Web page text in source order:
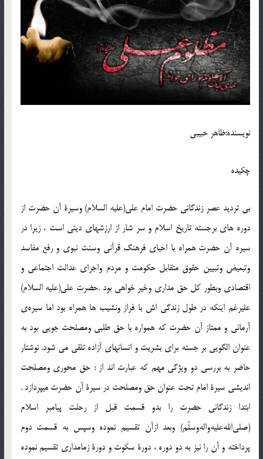
نويسنده:ظاهر حبيبي
چكيده
بي ترديد عصر زندگاني حضرت امام علي(عليه السلام) وسيرة آن حضرت از
دوره هاي برجسته تاريخ اسلام و سر شار از ارزشهاي ديني است ، زيرا در
سيره آن حضرت همراه با احياي فرهنگ قرآني وسنت نبوي و رفع مفاسد
وتبعيض وتبيين حقوق متقابل حكومت و مردم واجراي عدالت اجتماعي و
اقتصادي وبطور كل حق مداري وخير خواهي بود .حضرت علي(عليه السلام)
عليرغم اينكه در طول زندگي اش با فراز ونشيب ها همراه بود اما سيره‌ي
آرماني و ممتاز آن حضرت كه همواره با حق طلبي ومصلحت جويي بود به
عنوان الگويي بر جسته براي بشريت و انسانهاي آزاده تلقي مي شود. نوشتار
حاضر به بررسي دو ويژگي مهم كه عبارت اند از : حق محوري ومصلحت
انديشي سيرة امام تحت عنوان حق ومصلحت در سيرة آن حضرت ميپردازد .
ابتدا زندگاني حضرت را بدو قسمت قبل از رحلت پيامبر اسلام
(صلي‌الله‌عليه‌واله‌وسلّم) وبعد ازآن تقسيم نموده وسپس به قسمت دوم
پرداخته و آن را نيز به دو دوره ، دورة سكوت و دورة زمامداري تقسيم نموده